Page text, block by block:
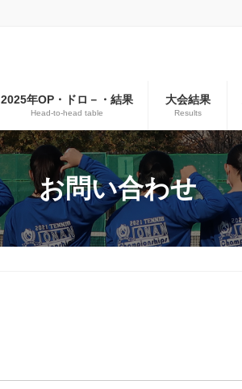
2025年OP・ドロ－・結果
Head-to-head table
大会結果
Results
お問い合わせ